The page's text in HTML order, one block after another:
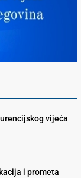
vijeća
i prometa